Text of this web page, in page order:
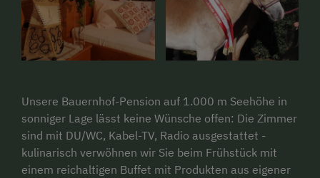
Unsere Bauernhof-Pension auf 1.000 m Seehöhe in
sonniger Lage lässt keine Wünsche offen: Die Zimmer
sind mit DU/WC, Kabel-TV, Radio ausgestattet -
kulinarisch verwöhnen wir Sie beim Frühstück mit
einem reichaltigen Buffet mit Produkten aus eigener